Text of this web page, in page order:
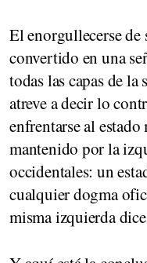
El enorgullecerse de
convertido en una
todas las capas de la
atreve a decir lo
enfrentarse al
mantenido por la
occidentales: un
cualquier dogma
misma izquierda